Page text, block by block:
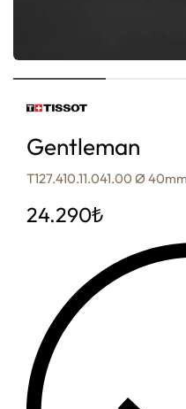
Gentleman
T127.410.11.041.00 Ø 40mm
24.290₺